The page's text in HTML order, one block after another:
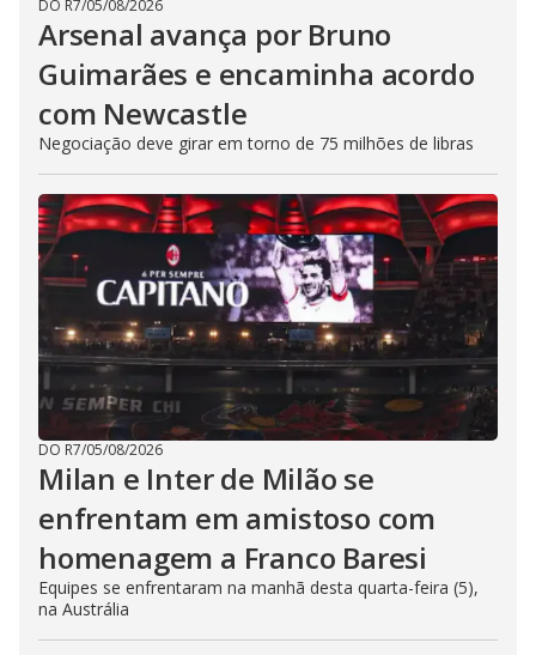
DO R7/05/08/2026
Arsenal avança por Bruno
Guimarães e encaminha acordo
com Newcastle
Negociação deve girar em torno de 75 milhões de libras
DO R7/05/08/2026
Milan e Inter de Milão se
enfrentam em amistoso com
homenagem a Franco Baresi
Equipes se enfrentaram na manhã desta quarta-feira (5),
na Austrália